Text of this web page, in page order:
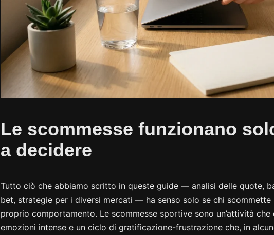
Le scommesse funzionano
a decidere
Tutto ciò che abbiamo scritto in queste guide — analisi delle quote,
bet, strategie per i diversi mercati — ha senso solo se chi
proprio comportamento. Le scommesse sportive sono un’attività che
emozioni intense e un ciclo di gratificazione-frustrazione che, in